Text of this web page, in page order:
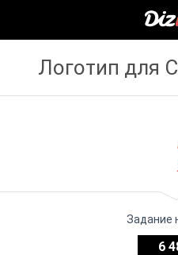
Логотип для
Задание
6